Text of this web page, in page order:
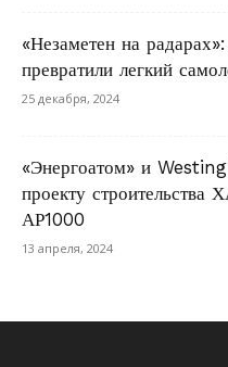
«Незаметен на
превратили легкий
25 декабря, 2024
«Энергоатом» и
проекту
АР1000
13 апреля, 2024